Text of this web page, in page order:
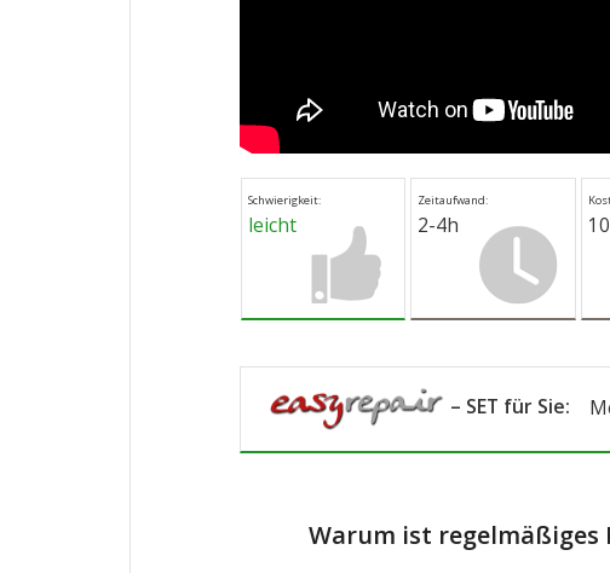
Schwierigkeit:
leicht
Zeitaufwand:
2-4h
– SET für Sie:
Warum ist regelmäßiges